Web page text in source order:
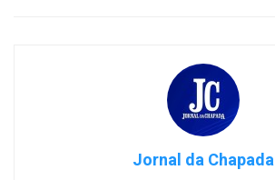
Jornal da Chapada